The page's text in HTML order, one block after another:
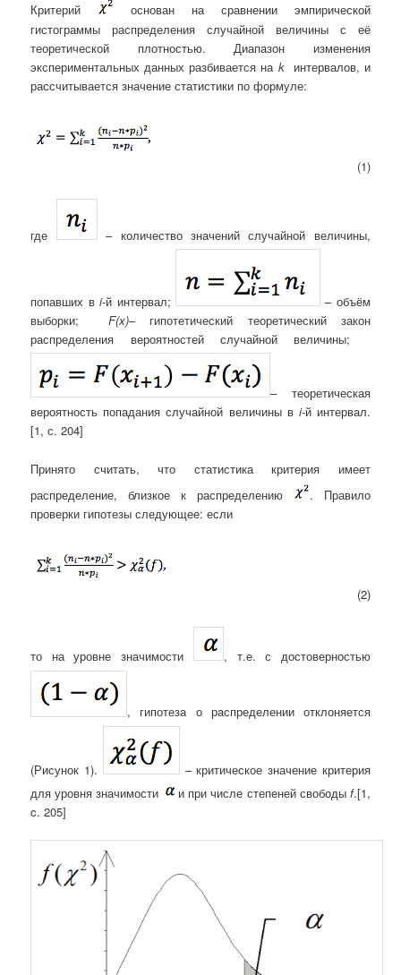
Критерий
основан на сравнении эмпирической
гистограммы распределения случайной величины с её
теоретической плотностью. Диапазон изменения
экспериментальных данных разбивается на kинтервалов, и
рассчитывается значение статистики по формуле:
(1)
где – количество значений случайной величины,
попавших вi-й интервал;
– объём
выборки; F(x)– гипотетический теоретический закон
распределения вероятностей случайной величины;
– теоретическая
вероятность попадания случайной величины в i-й интервал.
[1, с. 204]
Принято считать, что статистика критерия имеет
распределение, близкое к распределению
. Правило
проверки гипотезы следующее: если
(2)
то на уровне значимости , т.е. с достоверностью
, гипотеза о распределении отклоняется
(Рисунок 1).
– критическое значение критерия
для уровня значимости
и при числе степеней свободы f.[1,
c. 205]